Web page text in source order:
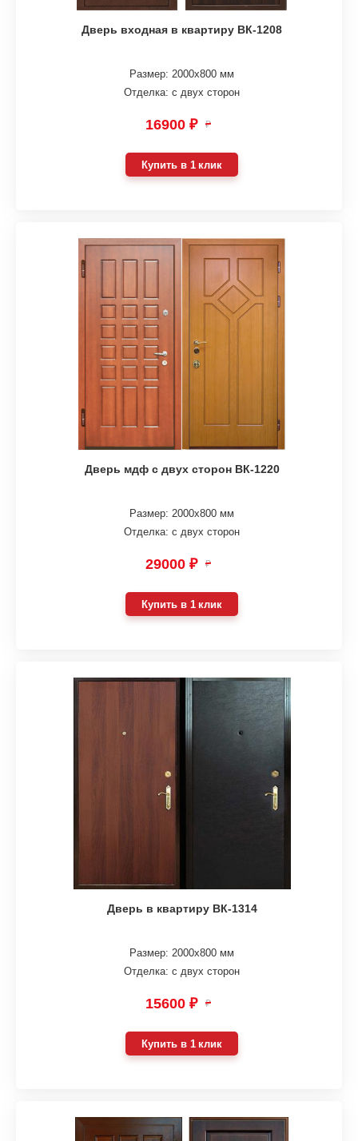
Дверь входная в квартиру ВК-1208
Размер: 2000х800 мм
Отделка: с двух сторон
16900 ₽ ₽
Купить в 1 клик
Дверь мдф с двух сторон ВК-1220
Размер: 2000х800 мм
Отделка: с двух сторон
29000 ₽ ₽
Купить в 1 клик
Дверь в квартиру ВК-1314
Размер: 2000х800 мм
Отделка: с двух сторон
15600 ₽ ₽
Купить в 1 клик